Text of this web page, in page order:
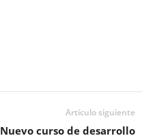
Artículo siguiente
Nuevo curso de desarrollo